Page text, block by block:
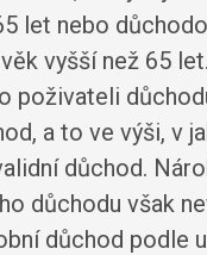
let nebo
vyšší než 65
poživateli
a to ve výši, v
důchod.
důchodu však
důchod podle